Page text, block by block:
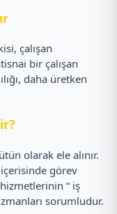
çalışan
bir çalışan
daha üretken
olarak ele alınır.
görev
hizmetlerinin “ iş
sorumludur.